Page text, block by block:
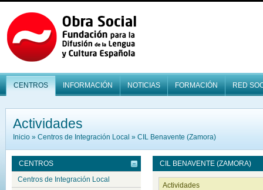
CENTROS INFORMACIÓN NOTICIAS FORMACIÓN RED
Actividades
Inicio » Centros de Integración Local » CIL Benavente (Zamora)
CENTROS
Centros de Integración Local
CIL BENAVENTE (ZAMORA)
Actividades